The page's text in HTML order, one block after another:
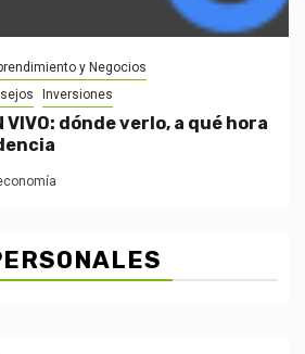
y Negocios
Inversiones
VIVO: dónde verlo, a qué hora